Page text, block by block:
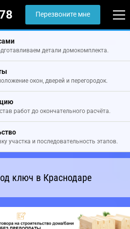
Перезвоните мне
детали домокомплекта.
окон, дверей и перегородок.
работ до окончательного расчёта.
участка и последовательность этапов.
ключ в Краснодаре